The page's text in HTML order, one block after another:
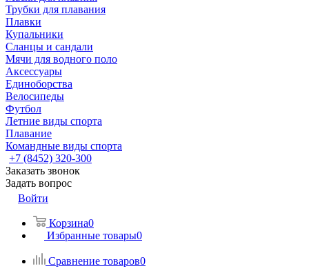
Трубки для плавания
Плавки
Купальники
Сланцы и сандали
Мячи для водного поло
Аксессуары
Единоборства
Велосипеды
Футбол
Летние виды спорта
Плавание
Командные виды спорта
+7 (8452) 320-300
Заказать звонок
Задать вопрос
Войти
Корзина0
Избранные товары0
Сравнение товаров0